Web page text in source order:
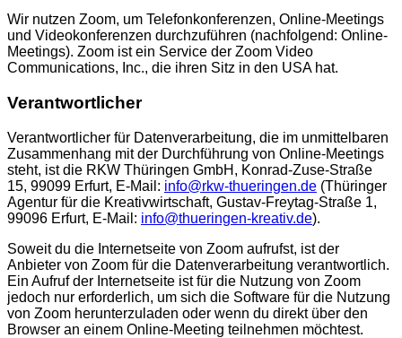
Wir nutzen Zoom, um Telefonkonferenzen, Online-Meetings
und Videokonferenzen durchzuführen (nachfolgend: Online-
Meetings). Zoom ist ein Service der Zoom Video
Communications, Inc., die ihren Sitz in den USA hat.
Verantwortlicher
Verantwortlicher für Datenverarbeitung, die im unmittelbaren
Zusammenhang mit der Durchführung von Online-Meetings
steht, ist die RKW Thüringen GmbH, Konrad-Zuse-Straße
15, 99099 Erfurt, E-Mail: info@rkw-thueringen.de (Thüringer
Agentur für die Kreativwirtschaft, Gustav-Freytag-Straße 1,
99096 Erfurt, E-Mail: info@thueringen-kreativ.de).
Soweit du die Internetseite von Zoom aufrufst, ist der
Anbieter von Zoom für die Datenverarbeitung verantwortlich.
Ein Aufruf der Internetseite ist für die Nutzung von Zoom
jedoch nur erforderlich, um sich die Software für die Nutzung
von Zoom herunterzuladen oder wenn du direkt über den
Browser an einem Online-Meeting teilnehmen möchtest.